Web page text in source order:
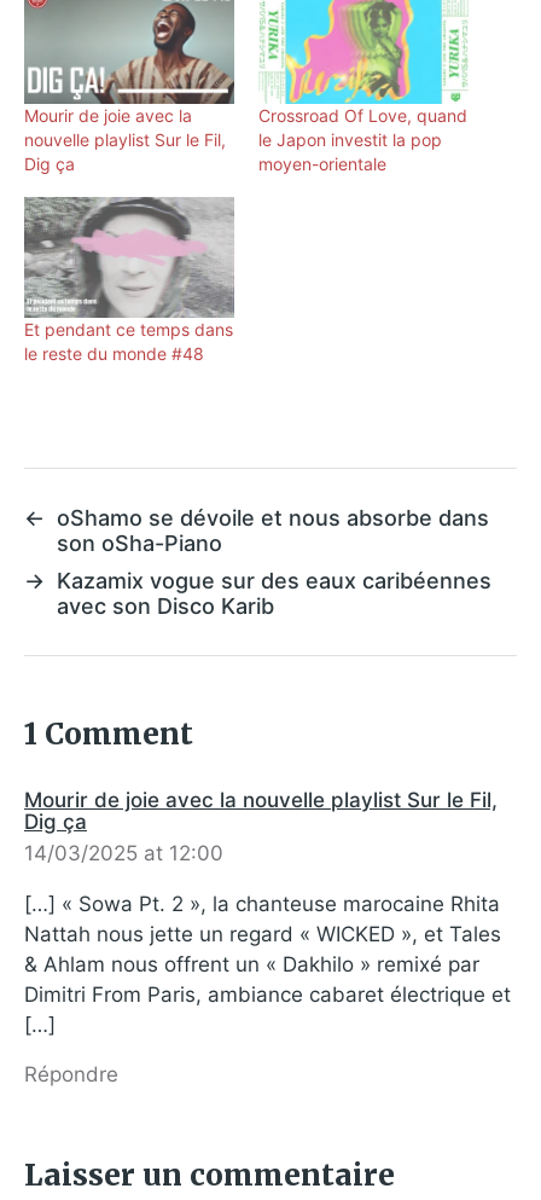
Mourir de joie avec la
nouvelle playlist Sur le Fil,
Dig ça
Crossroad Of Love, quand
le Japon investit la pop
moyen-orientale
Et pendant ce temps dans
le reste du monde #48
←
oShamo se dévoile et nous absorbe dans
son oSha-Piano
→ Kazamix vogue sur des eaux caribéennes
avec son Disco Karib
1 Comment
Mourir de joie avec la nouvelle playlist Sur le Fil,
Dig ça
14/03/2025 at 12:00
[…] « Sowa Pt. 2 », la chanteuse marocaine Rhita
Nattah nous jette un regard « WICKED », et Tales
& Ahlam nous offrent un « Dakhilo » remixé par
Dimitri From Paris, ambiance cabaret électrique et
[…]
Répondre
Laisser un commentaire